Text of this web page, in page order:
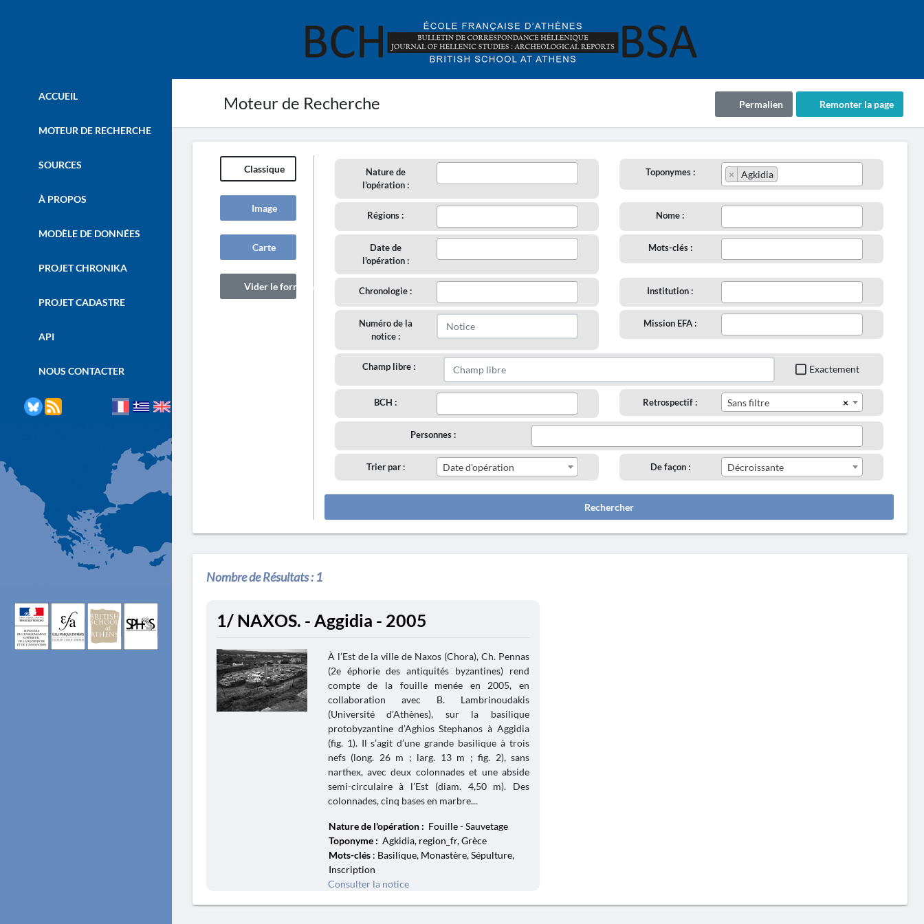
Moteur de Recherche Remonter la page
Permalien
ACCUEIL
MOTEUR DE RECHERCHE
SOURCES
À PROPOS
MODÈLE DE DONNÉES
PROJET CHRONIKA
PROJET CADASTRE
API
NOUS CONTACTER
Classique
Image
Carte
Vider le formulaire
Nature de
l'opération :
Toponymes : × Agkidia
Régions : Nome :
Date de
l'opération :
Mots-clés :
Chronologie : Institution :
Numéro de la
notice :
Mission EFA :
Champ libre : Exactement
BCH : Retrospectif : ×
Sans filtre
Personnes :
Trier par : Date d'opération De façon : Décroissante
Rechercher
Nombre de Résultats :1
1/ NAXOS. - Aggidia - 2005
À l’Est de la ville de Naxos (Chora), Ch. Pennas
(2e éphorie des antiquités byzantines) rend
compte de la fouille menée en 2005, en
collaboration avec B. Lambrinoudakis
(Université d’Athènes), sur la basilique
protobyzantine d’Aghios Stephanos à Aggidia
(fig. 1). Il s’agit d’une grande basilique à trois
nefs (long. 26 m ; larg. 13 m ; fig. 2), sans
narthex, avec deux colonnades et une abside
semi-circulaire à l’Est (diam. 4,50 m). Des
colonnades, cinq bases en marbre...
Nature de l'opération : Fouille - Sauvetage
Toponyme : Agkidia, region_fr, Grèce
Mots-clés: Basilique, Monastère, Sépulture,
Inscription
Consulter la notice